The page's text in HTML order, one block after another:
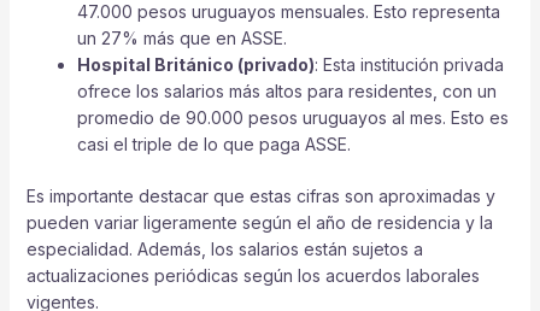
47.000 pesos uruguayos mensuales. Esto representa
un 27% más que en ASSE.
Hospital Británico (privado): Esta institución privada
ofrece los salarios más altos para residentes, con un
promedio de 90.000 pesos uruguayos al mes. Esto es
casi el triple de lo que paga ASSE.
Es importante destacar que estas cifras son aproximadas y
pueden variar ligeramente según el año de residencia y la
especialidad. Además, los salarios están sujetos a
actualizaciones periódicas según los acuerdos laborales
vigentes.